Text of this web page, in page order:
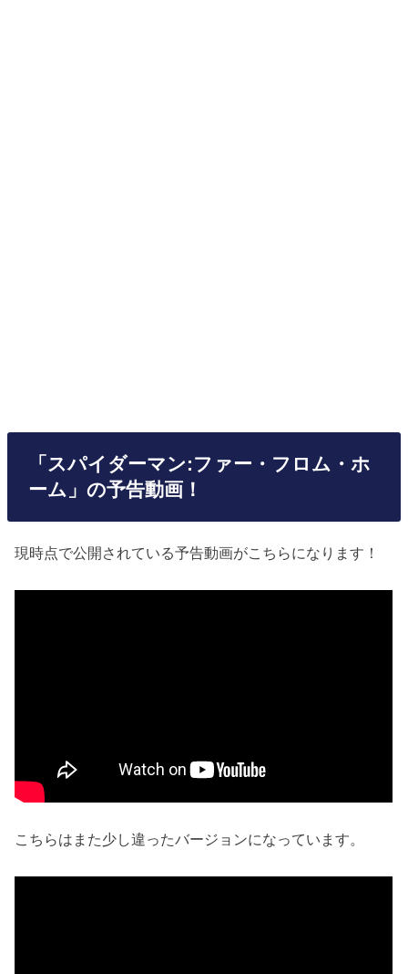
「スパイダーマン:ファー・フロム・ホ
ーム」の予告動画！
現時点で公開されている予告動画がこちらになります！
こちらはまた少し違ったバージョンになっています。